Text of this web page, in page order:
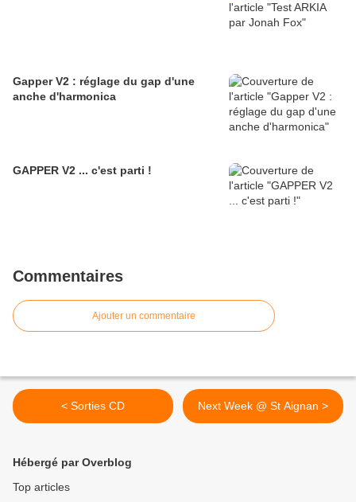
Gapper V2 : réglage du gap d'une
anche d'harmonica
GAPPER V2 ... c'est parti !
Commentaires
Ajouter un commentaire
< Sorties CD Next Week @ St Aignan >
Hébergé par Overblog
Top articles